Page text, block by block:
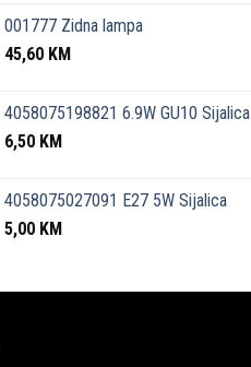
001777 Zidna lampa
45,60 KM
4058075198821 6.9W GU10 Sijalica
6,50 KM
4058075027091 E27 5W Sijalica
5,00 KM